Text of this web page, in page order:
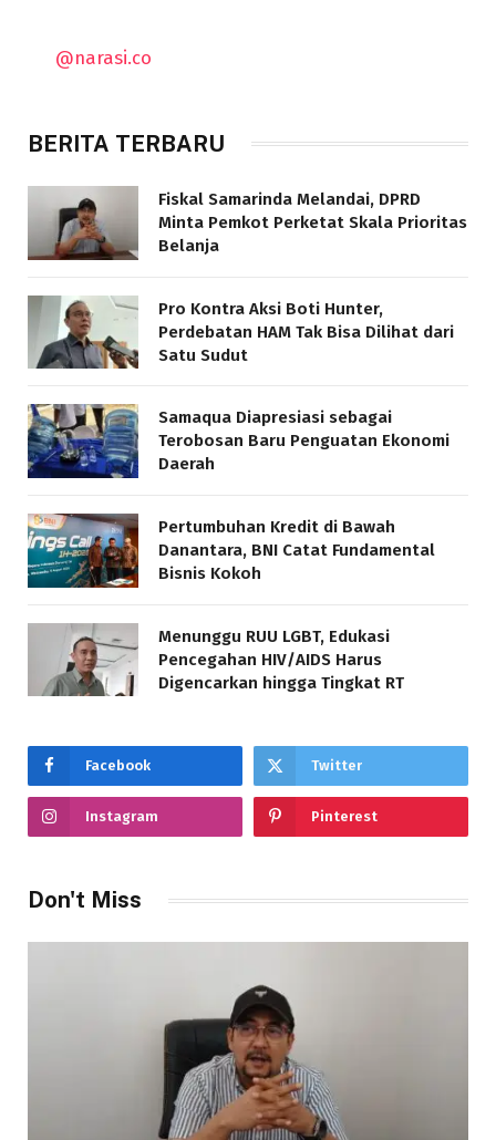
@narasi.co
BERITA TERBARU
Fiskal Samarinda Melandai, DPRD
Minta Pemkot Perketat Skala Prioritas
Belanja
Pro Kontra Aksi Boti Hunter,
Perdebatan HAM Tak Bisa Dilihat dari
Satu Sudut
Samaqua Diapresiasi sebagai
Terobosan Baru Penguatan Ekonomi
Daerah
Pertumbuhan Kredit di Bawah
Danantara, BNI Catat Fundamental
Bisnis Kokoh
Menunggu RUU LGBT, Edukasi
Pencegahan HIV/AIDS Harus
Digencarkan hingga Tingkat RT
Facebook Twitter
Instagram Pinterest
Don't Miss